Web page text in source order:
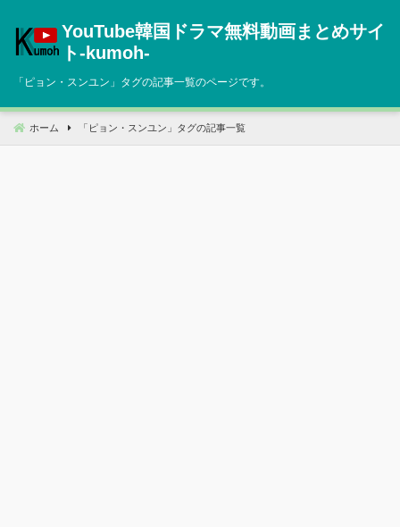
へ
動
YouTube韓国ドラマ無料動画まとめサイ
ト‐kumoh‐
「 ピョン・スンユン 」タグの記事一覧のページです。
ホーム 「 ピョン・スンユン 」タグの記事一覧